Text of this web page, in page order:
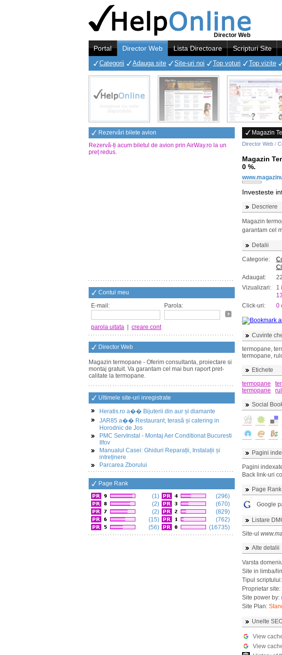
Director Web
Portal Director Web Lista Directoare Scripturi Site
Categorii Adauga site Site-uri noi Top voturi Top vizite
Rezervări bilete avion
Rezervă-ți acum biletul de avion prin AirWay.ro la un
preț redus.
Contul meu
E-mail:
Parola:
parola uitata creare cont
Director Web
Magazin termopane - Oferim consultanta, proiectare si
montaj gratuit. Va garantam cel mai bun raport pret-
calitate la termopane.
Ultimele site-uri inregistrate
Heratis.ro a�� Bijuterii din aur și diamante
JAR85 a�� Restaurant, terasă și catering in
Horodnic de Jos
PMC ServInstal - Montaj Aer Conditionat Bucuresti
Ilfov
Manualul Casei: Ghiduri Reparații, Instalații și
intreținere
Parcarea Zborului
Page Rank
(1)
(2)
(2)
(15)
(56)
(296)
(670)
(829)
(762)
(16735)
Magazin
Director Web /
Magazin
0 %.
Investeste
Descriere
Magazin
garantam cel
Detalii
Categorie:
Adaugat:
Vizualizari:
1
Click-uri:
0
Cuvinte
termopane,
termopane,
Etichete
termopane
termopane
Social
Pagini
Pagini
Back link-uri
Page Rank
Google
Listare
Site-ul
Alte detalii
Varsta
Site in limba/
Tipul scriptului:
Proprietar site:
Site power by:
Site Plan:
Unelte
View
View